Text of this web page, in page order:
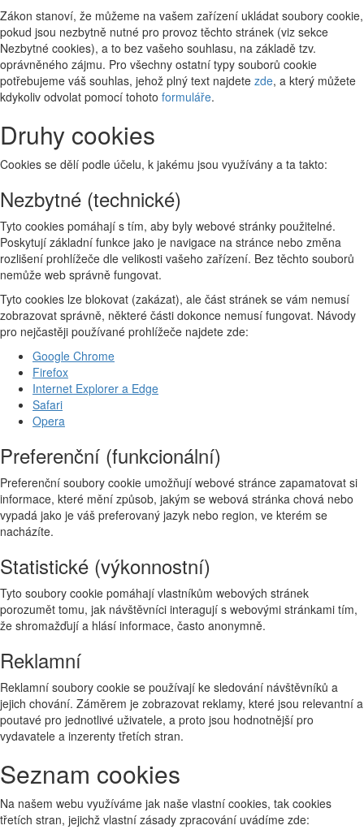
Zákon stanoví, že můžeme na vašem zařízení ukládat soubory cookie,
pokud jsou nezbytně nutné pro provoz těchto stránek (viz sekce
Nezbytné cookies), a to bez vašeho souhlasu, na základě tzv.
oprávněného zájmu. Pro všechny ostatní typy souborů cookie
potřebujeme váš souhlas, jehož plný text najdete zde, a který můžete
kdykoliv odvolat pomocí tohoto formuláře.
Druhy cookies
Cookies se dělí podle účelu, k jakému jsou využívány a ta takto:
Nezbytné (technické)
Tyto cookies pomáhají s tím, aby byly webové stránky použitelné.
Poskytují základní funkce jako je navigace na stránce nebo změna
rozlišení prohlížeče dle velikosti vašeho zařízení. Bez těchto souborů
nemůže web správně fungovat.
Tyto cookies lze blokovat (zakázat), ale část stránek se vám nemusí
zobrazovat správně, některé části dokonce nemusí fungovat. Návody
pro nejčastěji používané prohlížeče najdete zde:
Google Chrome
Firefox
Internet Explorer a Edge
Safari
Opera
Preferenční (funkcionální)
Preferenční soubory cookie umožňují webové stránce zapamatovat si
informace, které mění způsob, jakým se webová stránka chová nebo
vypadá jako je váš preferovaný jazyk nebo region, ve kterém se
nacházíte.
Statistické (výkonnostní)
Tyto soubory cookie pomáhají vlastníkům webových stránek
porozumět tomu, jak návštěvníci interagují s webovými stránkami tím,
že shromažďují a hlásí informace, často anonymně.
Reklamní
Reklamní soubory cookie se používají ke sledování návštěvníků a
jejich chování. Záměrem je zobrazovat reklamy, které jsou relevantní a
poutavé pro jednotlivé uživatele, a proto jsou hodnotnější pro
vydavatele a inzerenty třetích stran.
Seznam cookies
Na našem webu využíváme jak naše vlastní cookies, tak cookies
třetích stran, jejichž vlastní zásady zpracování uvádíme zde: